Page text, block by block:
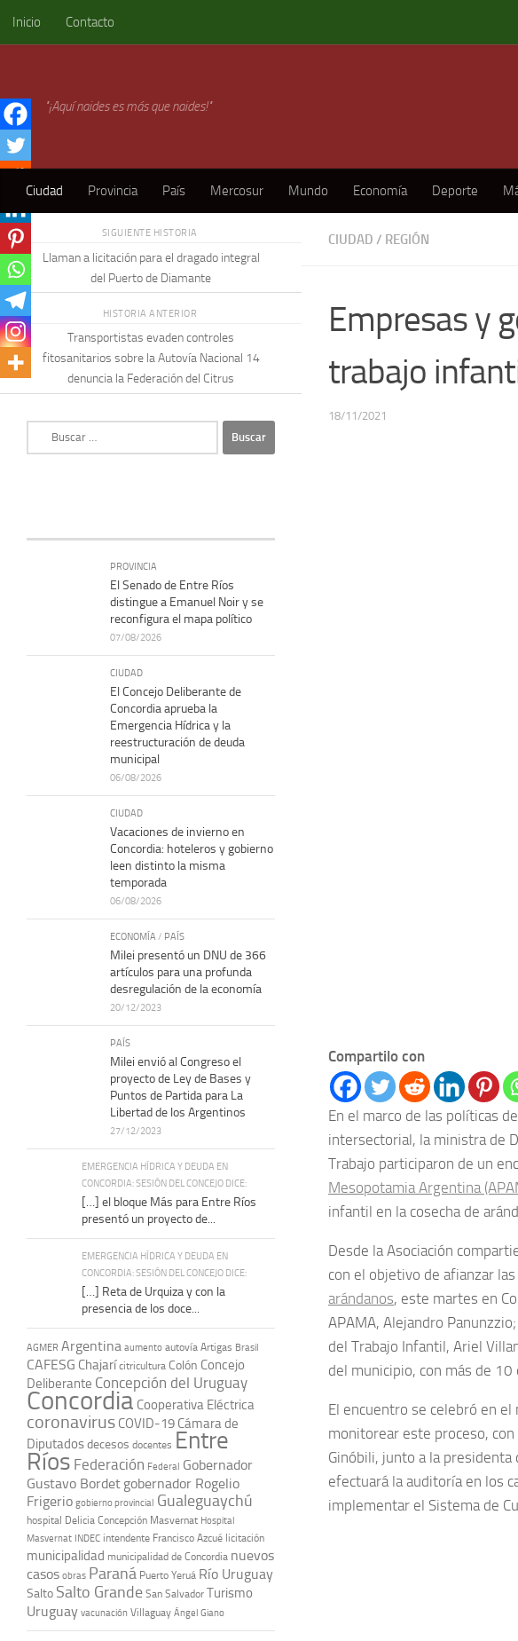
Skip to content
Inicio Contacto
"¡Aquí naides es más que naides!"
Ciudad Provincia País Mercosur Mundo Economía Deporte
CIUDAD / REGIÓN
Empresas y
trabajo
18/11/2021
Compartilo con
En el marco de las políticas
intersectorial, la ministra de
Trabajo participaron de un
Mesopotamia Argentina
infantil en la cosecha de
Desde la Asociación
con el objetivo de afianzar
arándanos, este martes en
APAMA, Alejandro
del Trabajo Infantil, Ariel
del municipio, con más de
El encuentro se celebró en
monitorear este proceso,
Ginóbili, junto a la presidenta
efectuará la auditoría en los
implementar el Sistema de
SIGUIENTE HISTORIA
Llaman a licitación para el dragado integral
del Puerto de Diamante
HISTORIA ANTERIOR
Transportistas evaden controles
fitosanitarios sobre la Autovía Nacional 14
denuncia la Federación del Citrus
PROVINCIA
El Senado de Entre Ríos
distingue a Emanuel Noir y se
reconfigura el mapa político
07/08/2026
CIUDAD
El Concejo Deliberante de
Concordia aprueba la
Emergencia Hídrica y la
reestructuración de deuda
municipal
06/08/2026
CIUDAD
Vacaciones de invierno en
Concordia: hoteleros y gobierno
leen distinto la misma
temporada
06/08/2026
ECONOMÍA / PAÍS
Milei presentó un DNU de 366
artículos para una profunda
desregulación de la economía
20/12/2023
PAÍS
Milei envió al Congreso el
proyecto de Ley de Bases y
Puntos de Partida para La
Libertad de los Argentinos
27/12/2023
EMERGENCIA HÍDRICA Y DEUDA EN
CONCORDIA: SESIÓN DEL CONCEJO DICE:
[…] el bloque Más para Entre Ríos
presentó un proyecto de...
EMERGENCIA HÍDRICA Y DEUDA EN
CONCORDIA: SESIÓN DEL CONCEJO DICE:
[…] Reta de Urquiza y con la
presencia de los doce...
AGMER Argentina aumento autovía Artigas Brasil
CAFESG Chajarí citricultura Colón Concejo
Deliberante Concepción del Uruguay
Concordia Cooperativa Eléctrica
coronavirus COVID-19 Cámara de
Diputadosdecesos docentes Entre
Ríos Federación Federal Gobernador
Gustavo Bordet gobernador Rogelio
Frigerio gobierno provincial Gualeguaychú
hospital Delicia Concepción Masvernat Hospital
Masvernat INDEC intendente Francisco Azcué licitación
municipalidad municipalidad de Concordia nuevos
casos obras Paraná Puerto Yeruá Río Uruguay
Salto Salto Grande San Salvador Turismo
Uruguay vacunación Villaguay Ángel Giano